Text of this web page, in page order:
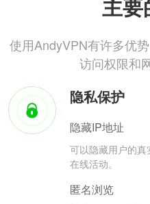
主要
使用AndyVPN有许多优
访问权限和
隐私保护
隐藏IP地址
可以隐藏用户的
在线活动。
匿名浏览